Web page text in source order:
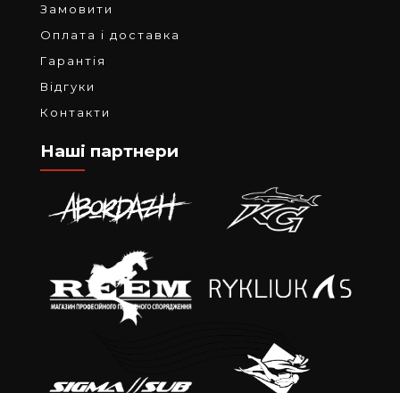
Замовити
Оплата і доставка
Гарантія
Відгуки
Контакти
Наші партнери